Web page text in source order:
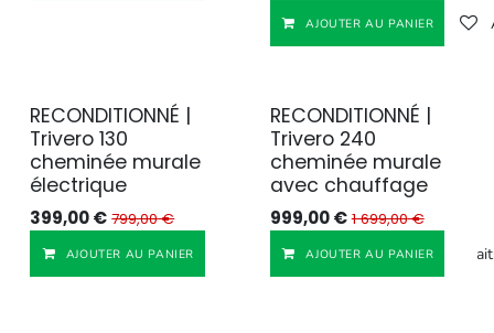
AJOUTER AU PANIER
Reconditionné
RECONDITIONNÉ |
Trivero 130
cheminée murale
électrique
399,00€ 799,00€
AJOUTER AU PANIER Ajouter à la liste de
Reconditionné
RECONDITIONNÉ |
Trivero 240
cheminée murale
avec chauffage
999,00€ 1 699,00€
AJOUTER AU PANIER